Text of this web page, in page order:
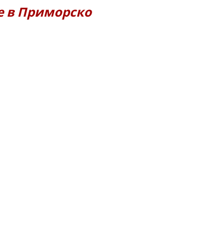
в Приморско